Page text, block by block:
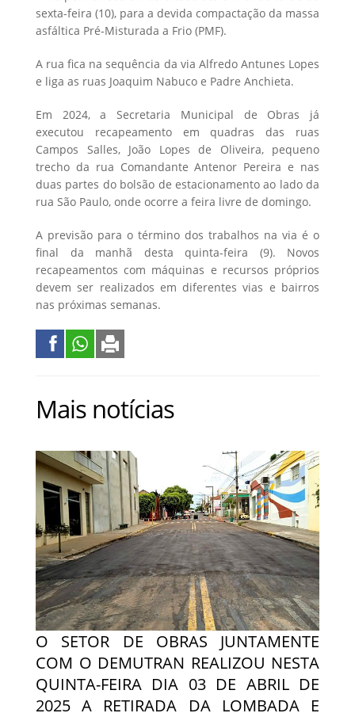
sexta-feira (10), para a devida compactação da massa
asfáltica Pré-Misturada a Frio (PMF).
A rua fica na sequência da via Alfredo Antunes Lopes
e liga as ruas Joaquim Nabuco e Padre Anchieta.
Em 2024, a Secretaria Municipal de Obras já
executou recapeamento em quadras das ruas
Campos Salles, João Lopes de Oliveira, pequeno
trecho da rua Comandante Antenor Pereira e nas
duas partes do bolsão de estacionamento ao lado da
rua São Paulo, onde ocorre a feira livre de domingo.
A previsão para o término dos trabalhos na via é o
final da manhã desta quinta-feira (9). Novos
recapeamentos com máquinas e recursos próprios
devem ser realizados em diferentes vias e bairros
nas próximas semanas.
Mais notícias
O SETOR DE OBRAS JUNTAMENTE
COM O DEMUTRAN REALIZOU NESTA
QUINTA-FEIRA DIA 03 DE ABRIL DE
2025 A RETIRADA DA LOMBADA E